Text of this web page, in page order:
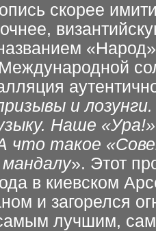
скорее
и
Наше
что такое
мандалу». Этот
в киевском
и загорелся
лучшим,